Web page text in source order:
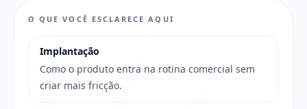
O QUE VOCÊ ESCLARECE AQUI
Implantação
Como o produto entra na rotina comercial sem
criar mais fricção.